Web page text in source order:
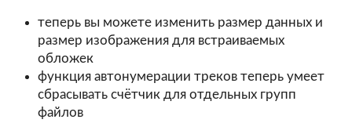
теперь вы можете изменить размер данных и
размер изображения для встраиваемых
обложек
функция автонумерации треков теперь умеет
сбрасывать счётчик для отдельных групп
файлов